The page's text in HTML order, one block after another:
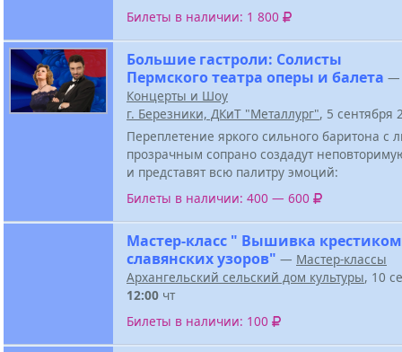
Билеты в наличии: 1 800
Большие гастроли: Солисты
Пермского театра оперы и балета —
Концерты и Шоу
г. Березники, ДКиТ "Металлург", 5 сентября
Переплетение яркого сильного баритона с
прозрачным сопрано создадут
и представят всю палитру эмоций:
Билеты в наличии: 400 — 600
Мастер-класс " Вышивка крестиком
славянских узоров" — Мастер-классы
Архангельский сельский дом культуры, 10
12:00 чт
Билеты в наличии: 100